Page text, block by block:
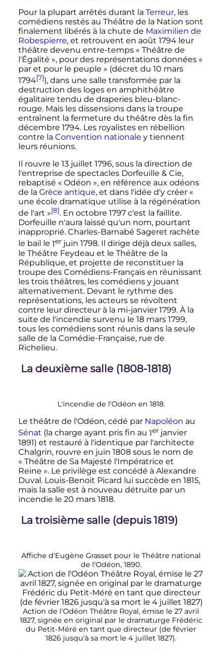
Pour la plupart arrêtés durant la Terreur, les
comédiens restés au Théâtre de la Nation sont
finalement libérés à la chute de Maximilien de
Robespierre, et retrouvent en août 1794 leur
théâtre devenu entre-temps « Théâtre de
l'Égalité », pour des représentations données «
par et pour le peuple » (décret du 10 mars
1794[7]), dans une salle transformée par la
destruction des loges en amphithéâtre
égalitaire tendu de draperies bleu-blanc-
rouge. Mais les dissensions dans la troupe
entraînent la fermeture du théâtre dès la fin
décembre 1794. Les royalistes en rébellion
contre la Convention nationale y tiennent
leurs réunions.
Il rouvre le 13 juillet 1796, sous la direction de
l'entreprise de spectacles Dorfeuille & Cie,
rebaptisé « Odéon », en référence aux odéons
de la Grèce antique, et dans l'idée d'y créer «
une école dramatique utilise à la régénération
de l'art »[8]. En octobre 1797 c'est la faillite.
Dorfeuille n'aura laissé qu'un nom, pourtant
inapproprié. Charles-Barnabé Sageret rachète
le bail le 1erjuin 1798. Il dirige déjà deux salles,
le Théâtre Feydeau et le Théâtre de la
République, et projette de reconstituer la
troupe des Comédiens-Français en réunissant
les trois théâtres, les comédiens y jouant
alternativement. Devant le rythme des
représentations, les acteurs se révoltent
contre leur directeur à la mi-janvier 1799. À la
suite de l'incendie survenu le 18 mars 1799,
tous les comédiens sont réunis dans la seule
salle de la Comédie-Française, rue de
Richelieu.
La deuxième salle (1808-1818)
L'incendie de l'Odéon en 1818.
Le théâtre de l'Odéon, cédé par Napoléon au
Sénat (la charge ayant pris fin au 1erjanvier
1891) et restauré à l'identique par l'architecte
Chalgrin, rouvre en juin 1808 sous le nom de
« Théâtre de Sa Majesté l'Impératrice et
Reine ». Le privilège est concédé à Alexandre
Duval. Louis-Benoit Picard lui succède en 1815,
mais la salle est à nouveau détruite par un
incendie le 20 mars 1818.
La troisième salle (depuis 1819)
Affiche d'Eugène Grasset pour le Théâtre national
de l'Odéon, 1890.
Action de l'Odéon Théâtre Royal, émise le 27 avril
1827, signée en original par le dramaturge Frédéric
du Petit-Méré en tant que directeur (de février
1826 jusqu'à sa mort le 4 juillet 1827).